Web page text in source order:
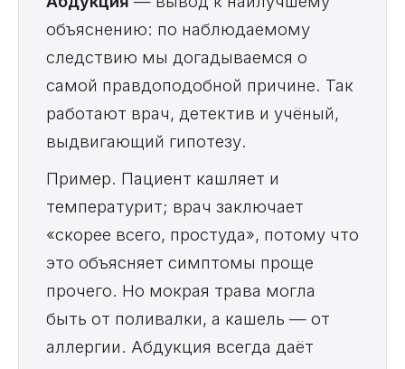
объяснению: по наблюдаемому
следствию мы догадываемся о
самой правдоподобной причине. Так
работают врач, детектив и учёный,
выдвигающий гипотезу.
Пример. Пациент кашляет и
температурит; врач заключает
«скорее всего, простуда», потому что
это объясняет симптомы проще
прочего. Но мокрая трава могла
быть от поливалки, а кашель — от
аллергии. Абдукция всегда даёт